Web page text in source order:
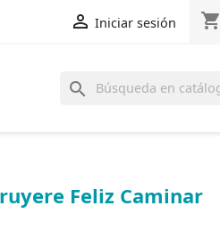
 Iniciar sesión shopping_cart
search
Feliz Caminar